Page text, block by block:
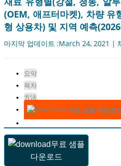
(OEM, 애프터마켓), 차량 유
형 상용차) 및 지역 예측
마지막 업데이트 :March 24, 2021 |
요약
목차
方法
무료 샘플 다운로
무료 샘플
다운로드